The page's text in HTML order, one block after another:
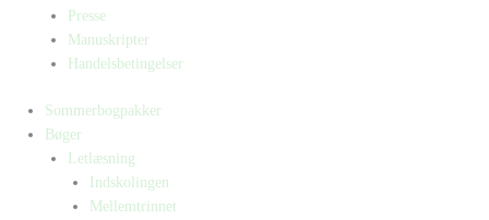
Presse
Manuskripter
Handelsbetingelser
Sommerbogpakker
Bøger
Letlæsning
Indskolingen
Mellemtrinnet